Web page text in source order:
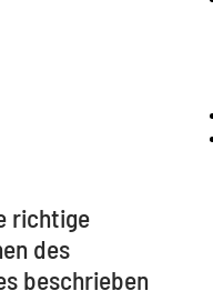
richtige
des
beschrieben